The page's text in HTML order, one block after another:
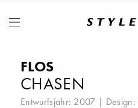
FLOS
CHASEN
Entwurfsjahr: 2007 | Design: